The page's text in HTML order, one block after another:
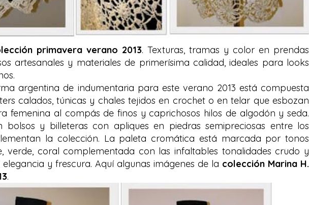
primavera verano 2013. Texturas, tramas y color en prendas
artesanales y materiales de primerísima calidad, ideales para looks
argentina de indumentaria para este verano 2013 está compuesta
calados, túnicas y chales tejidos en crochet o en telar que esbozan
femenina al compás de finos y caprichosos hilos de algodón y seda.
bolsos y billeteras con apliques en piedras semipreciosas entre los
la colección. La paleta cromática está marcada por tonos
verde, coral complementada con las infaltables tonalidades crudo y
y frescura. Aquí algunas imágenes de la colección Marina H.
.